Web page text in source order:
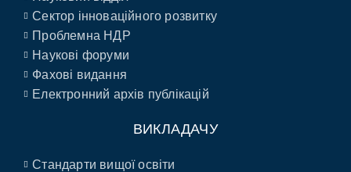
Сектор інноваційного розвитку
Проблемна НДР
Наукові форуми
Фахові видання
Електронний архів публікацій
ВИКЛАДАЧУ
Стандарти вищої освіти